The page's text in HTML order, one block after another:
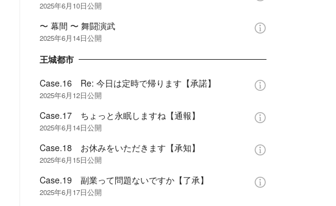
2025年6月10日公開
〜 幕間 〜 舞闘演武
2025年6月14日公開
王城都市
Case.16 Re: 今日は定時で帰ります【承諾】
2025年6月12日公開
Case.17 ちょっと永眠しますね【通報】
2025年6月14日公開
Case.18 お休みをいただきます【承知】
2025年6月15日公開
Case.19 副業って問題ないですか【了承】
2025年6月17日公開